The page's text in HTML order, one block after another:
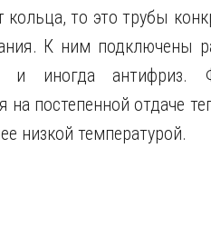
то это трубы
К ним подключены
и иногда антифриз.
на постепенной отдаче
низкой температурой.